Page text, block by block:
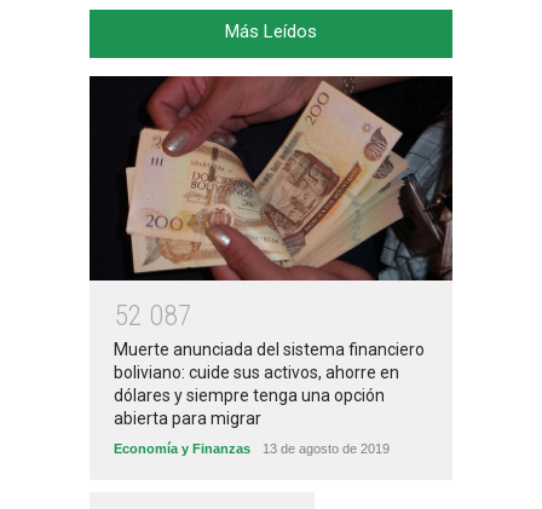
Más Leídos
52 087
Muerte anunciada del sistema financiero
boliviano: cuide sus activos, ahorre en
dólares y siempre tenga una opción
abierta para migrar
Economía y Finanzas 13 de agosto de 2019